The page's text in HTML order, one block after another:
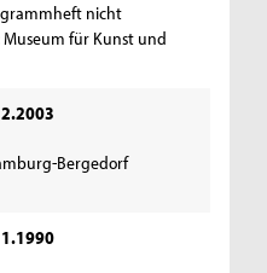
nicht
für Kunst und
Bergedorf